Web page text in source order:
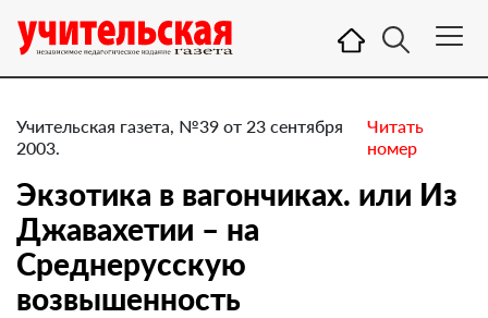
Учительская газета, №39 от 23 сентября
2003.
Читать
номер
Экзотика в вагончиках. или Из
Джавахетии – на
Среднерусскую
возвышенность